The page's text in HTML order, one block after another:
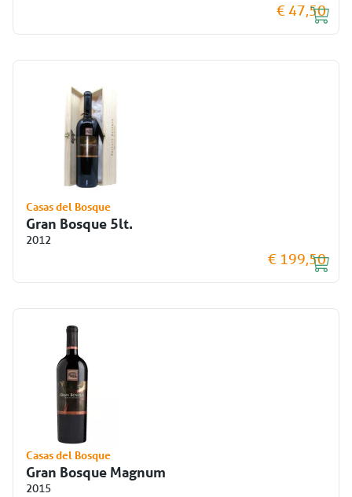
€ 47,50
Casas del Bosque
Gran Bosque 5lt.
2012
€ 199,50
Casas del Bosque
Gran Bosque Magnum
2015